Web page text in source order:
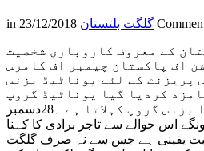
in گلگت بلتستان 23/12/2018
کے معروف کاروباری شخصیت
اف پاکستان چیمبر اف کامرس
پریزنٹ کے لئے یوناٹیڈ بزنس
کردیا گیا یوناٹیڈ گروپ
پاکستان کا سب سے بڑا بزنس گروپ کہلاتا ہے ۔28دسمبر
اس حوالے سے تاجر برادی کا کہنا
یقینی ہے جس سے نہ صرف گلگت